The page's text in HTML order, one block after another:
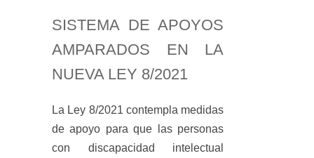
SISTEMA DE APOYOS
AMPARADOS EN LA
NUEVA LEY 8/2021
La Ley 8/2021 contempla medidas
de apoyo para que las personas
con discapacidad intelectual